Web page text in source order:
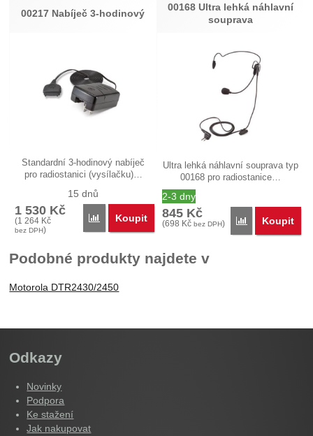
00217 Nabíječ 3-hodinový
Standardní 3-hodinový nabíječ
pro radiostanici (vysílačku)…
15 dnů
1 530 Kč
(1 264 Kč
bez DPH)
Porovnat
Koupit
00168 Ultra lehká náhlavní
souprava
Ultra lehká náhlavní souprava typ
00168 pro radiostanice…
2-3 dny
845 Kč
(698 Kč bez DPH) Porovnat
Koupit
Podobné produkty najdete v
Motorola DTR2430/2450
Odkazy
Novinky
Podpora
Ke stažení
Jak nakupovat